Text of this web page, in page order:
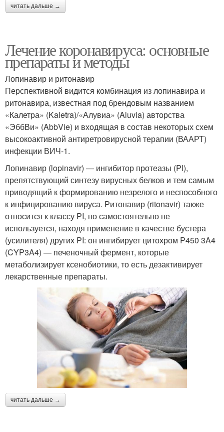
читать дальше →
Лечение коронавируса: основные
препараты и методы
Лопинавир и ритонавир
Перспективной видится комбинация из лопинавира и
ритонавира, известная под брендовым названием
«Калетра» (Kaletra)/«Алувиа» (Aluvia) авторства
«ЭббВи» (AbbVie) и входящая в состав некоторых схем
высокоактивной антиретровирусной терапии (ВААРТ)
инфекции ВИЧ-1.
Лопинавир (lopinavir) — ингибитор протеазы (PI),
препятствующий синтезу вирусных белков и тем самым
приводящий к формированию незрелого и неспособного
к инфицированию вируса. Ритонавир (ritonavir) также
относится к классу PI, но самостоятельно не
используется, находя применение в качестве бустера
(усилителя) других PI: он ингибирует цитохром P450 3A4
(CYP3A4) — печеночный фермент, которые
метаболизирует ксенобиотики, то есть дезактивирует
лекарственные препараты.
читать дальше →